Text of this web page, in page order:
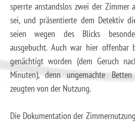
sperrte anstandslos zwei der Zimmer
sei, und präsentierte dem Detektiv
seien wegen des Blicks
ausgebucht. Auch war hier offenbar
genächtigt worden (dem Geruch
Minuten), denn ungemachte
zeugten von der Nutzung.
Die Dokumentation der